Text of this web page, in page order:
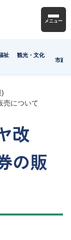
メニュー
祉
観光・文化
市政
)
売について
改
の販